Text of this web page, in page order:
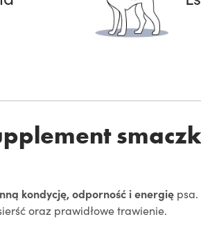
kondycję, odporność i energię
oraz prawidłowe trawienie.